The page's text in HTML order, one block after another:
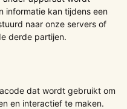
informatie kan tijdens een
naar onze servers of
derde partijen.
dat wordt gebruikt om
en interactief te maken.